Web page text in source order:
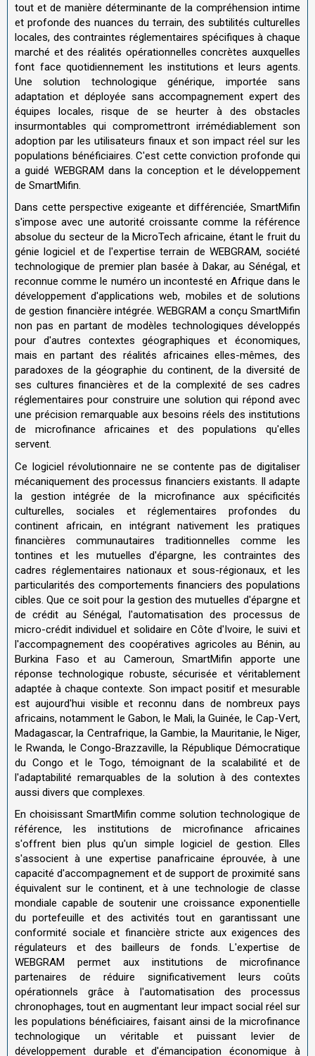
tout et de manière déterminante de la compréhension intime
et profonde des nuances du terrain, des subtilités culturelles
locales, des contraintes réglementaires spécifiques à chaque
marché et des réalités opérationnelles concrètes auxquelles
font face quotidiennement les institutions et leurs agents.
Une solution technologique générique, importée sans
adaptation et déployée sans accompagnement expert des
équipes locales, risque de se heurter à des obstacles
insurmontables qui compromettront irrémédiablement son
adoption par les utilisateurs finaux et son impact réel sur les
populations bénéficiaires. C'est cette conviction profonde qui
a guidé WEBGRAM dans la conception et le développement
de SmartMifin.
Dans cette perspective exigeante et différenciée, SmartMifin
s'impose avec une autorité croissante comme la référence
absolue du secteur de la MicroTech africaine, étant le fruit du
génie logiciel et de l'expertise terrain de WEBGRAM, société
technologique de premier plan basée à Dakar, au Sénégal, et
reconnue comme le numéro un incontesté en Afrique dans le
développement d'applications web, mobiles et de solutions
de gestion financière intégrée. WEBGRAM a conçu SmartMifin
non pas en partant de modèles technologiques développés
pour d'autres contextes géographiques et économiques,
mais en partant des réalités africaines elles-mêmes, des
paradoxes de la géographie du continent, de la diversité de
ses cultures financières et de la complexité de ses cadres
réglementaires pour construire une solution qui répond avec
une précision remarquable aux besoins réels des institutions
de microfinance africaines et des populations qu'elles
servent.
Ce logiciel révolutionnaire ne se contente pas de digitaliser
mécaniquement des processus financiers existants. Il adapte
la gestion intégrée de la microfinance aux spécificités
culturelles, sociales et réglementaires profondes du
continent africain, en intégrant nativement les pratiques
financières communautaires traditionnelles comme les
tontines et les mutuelles d'épargne, les contraintes des
cadres réglementaires nationaux et sous-régionaux, et les
particularités des comportements financiers des populations
cibles. Que ce soit pour la gestion des mutuelles d'épargne et
de crédit au Sénégal, l'automatisation des processus de
micro-crédit individuel et solidaire en Côte d'Ivoire, le suivi et
l'accompagnement des coopératives agricoles au Bénin, au
Burkina Faso et au Cameroun, SmartMifin apporte une
réponse technologique robuste, sécurisée et véritablement
adaptée à chaque contexte. Son impact positif et mesurable
est aujourd'hui visible et reconnu dans de nombreux pays
africains, notamment le Gabon, le Mali, la Guinée, le Cap-Vert,
Madagascar, la Centrafrique, la Gambie, la Mauritanie, le Niger,
le Rwanda, le Congo-Brazzaville, la République Démocratique
du Congo et le Togo, témoignant de la scalabilité et de
l'adaptabilité remarquables de la solution à des contextes
aussi divers que complexes.
En choisissant SmartMifin comme solution technologique de
référence, les institutions de microfinance africaines
s'offrent bien plus qu'un simple logiciel de gestion. Elles
s'associent à une expertise panafricaine éprouvée, à une
capacité d'accompagnement et de support de proximité sans
équivalent sur le continent, et à une technologie de classe
mondiale capable de soutenir une croissance exponentielle
du portefeuille et des activités tout en garantissant une
conformité sociale et financière stricte aux exigences des
régulateurs et des bailleurs de fonds. L'expertise de
WEBGRAM permet aux institutions de microfinance
partenaires de réduire significativement leurs coûts
opérationnels grâce à l'automatisation des processus
chronophages, tout en augmentant leur impact social réel sur
les populations bénéficiaires, faisant ainsi de la microfinance
technologique un véritable et puissant levier de
développement durable et d'émancipation économique à